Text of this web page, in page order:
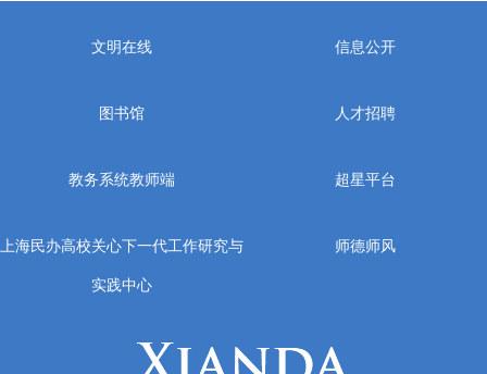
文明在线 信息公开
图书馆 人才招聘
教务系统教师端 超星平台
上海民办高校关心下一代工作研究与
实践中心
师德师风